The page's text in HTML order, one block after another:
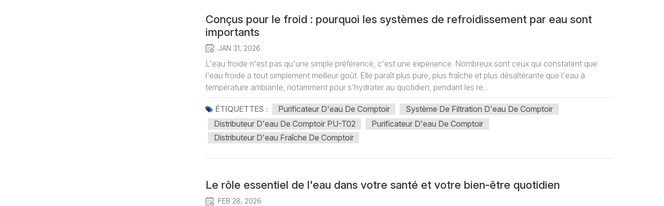
Conçus pour le froid : pourquoi les systèmes de refroidissement par eau sont
importants
JAN 31, 2026
L'eau froide n'est pas qu'une simple préférence, c'est une expérience. Nombreux sont ceux qui constatent que
l'eau froide a tout simplement meilleur goût. Elle paraît plus pure, plus fraîche et plus désaltérante que l'eau à
température ambiante, notamment pour s'hydrater au quotidien, pendant les re...
ÉTIQUETTES : Purificateur D'eau De Comptoir
Système De Filtration D'eau De Comptoir
Distributeur D'eau De Comptoir PU-T02
Purificateur D'eau De Comptoir
Distributeur D'eau Fraîche De Comptoir
Le rôle essentiel de l'eau dans votre santé et votre bien-être quotidien
FEB 28, 2026